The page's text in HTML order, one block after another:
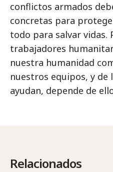
conflictos armados
concretas para
todo para salvar vidas.
trabajadores
nuestra humanidad
nuestros equipos, y de
ayudan, depende de
Relacionados